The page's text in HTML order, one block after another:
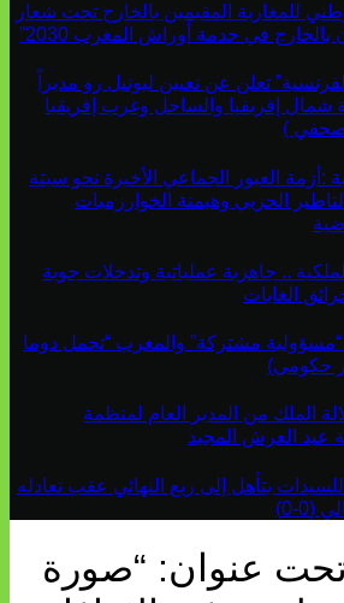
للمغاربة المقيمين بالخارج تحت شعار
بالخارج في خدمة أوراش المغرب 2030”
تعلن عن تعيين ليونيل رو مديراً
شمال إفريقيا والساحل وغرب إفريقيا
:أزمة العبور الجماعي الأخيرة نحو سبتة
الحزبي وهيمنة الخوارزميات
.. جاهزية عملياتية وتدخلات جوية
الغابات
“مسؤولية مشتركة” والمغرب “تحمل دوما
حكومي)
الملك من المدير العام لمنظمة
عيد العرش المجيد
يتأهل إلى ربع النهائي عقب تعادله
(0-0)
تحت عنوان: “صورة